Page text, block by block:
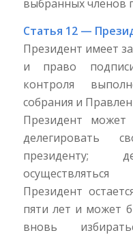
выбранных членов
Статья 12 —
Президент имеет
и право
контроля
собрания и
Президент может
делегировать
президенту;
Президент
пяти лет и может
вновь